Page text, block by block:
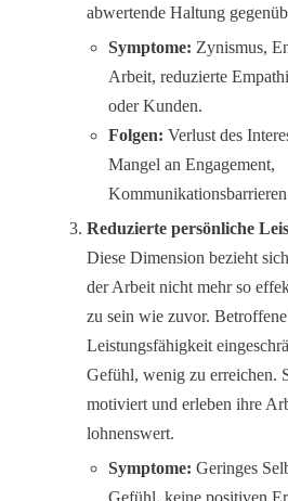
abwertende Haltung
Symptome: Zynismus,
Arbeit, reduzierte
oder Kunden.
Folgen: Verlust des
Mangel an Engagement,
Reduzierte persönliche
Diese Dimension bezieht
der Arbeit nicht mehr so
zu sein wie zuvor.
Leistungsfähigkeit
Gefühl, wenig zu erreichen.
motiviert und erleben ihre
lohnenswert.
Symptome: Geringes
Gefühl, keine positiven